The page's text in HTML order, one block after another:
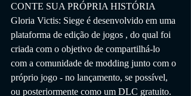
CONTE SUA PRÓPRIA HISTÓRIA
Gloria Victis: Siege é desenvolvido em uma
plataforma de edição de jogos , do qual foi
criada com o objetivo de compartilhá-lo
com a comunidade de modding junto com o
próprio jogo - no lançamento, se possível,
ou posteriormente como um DLC gratuito.